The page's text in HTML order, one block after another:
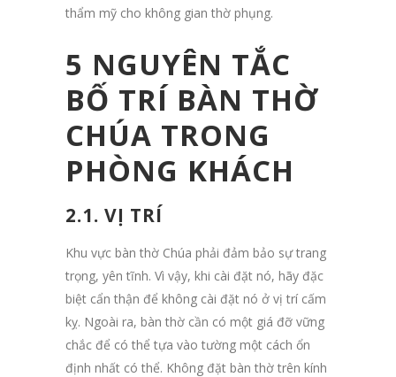
thẩm mỹ cho không gian thờ phụng.
5 NGUYÊN TẮC
BỐ TRÍ BÀN THỜ
CHÚA TRONG
PHÒNG KHÁCH
2.1. VỊ TRÍ
Khu vực bàn thờ Chúa phải đảm bảo sự trang
trọng, yên tĩnh. Vì vậy, khi cài đặt nó, hãy đặc
biệt cẩn thận để không cài đặt nó ở vị trí cấm
kỵ. Ngoài ra, bàn thờ cần có một giá đỡ vững
chắc để có thể tựa vào tường một cách ổn
định nhất có thể. Không đặt bàn thờ trên kính